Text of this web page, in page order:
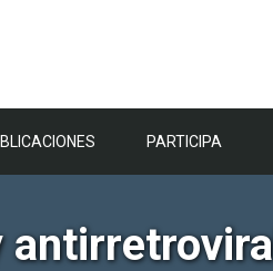
PARTICIPA